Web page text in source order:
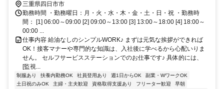
三重県四日市市
勤務時間 ・勤務曜日：月・火・水・木・金・土・日・祝 ・勤務時
間： [1] 06:00～09:00 [2] 09:00～13:00 [3] 13:00～18:00 [4] 18:00～
00:00 ...
仕事内容 給油なしのシンプルWORK♪ まずは元気な挨拶ができれば
OK！接客マナーや専門的な知識は、入社後に学べるから心配いりま
せん。 セルフサービスステーションでのお仕事です♪ 具体的には、
[監視...
制服あり 扶養内勤務OK 社員登用あり 週1日からOK
副業・WワークOK
土日祝のみOK
主婦・主夫歓迎 資格取得支援あり フリーター歓迎
早朝